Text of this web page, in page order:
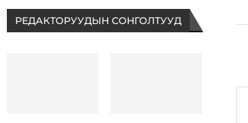
РЕДАКТОРУУДЫН СОНГОЛТУУД